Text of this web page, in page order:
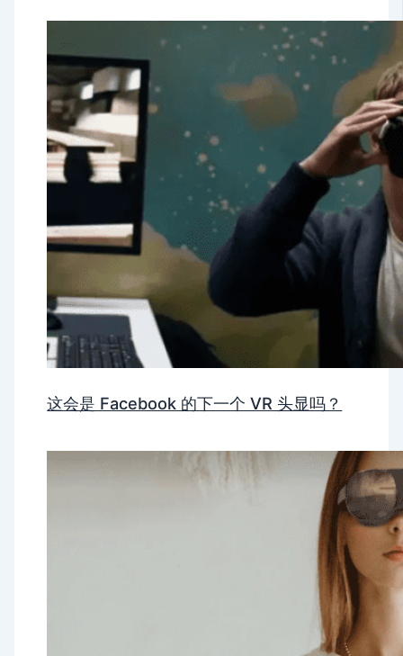
这会是 Facebook 的下一个 VR 头显吗？